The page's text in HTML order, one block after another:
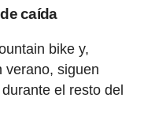
caída
bike y,
verano, siguen
el resto del